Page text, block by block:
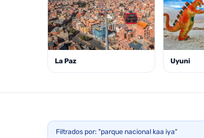
La Paz Uyuni
Filtrados por: "parque nacional kaa iya"